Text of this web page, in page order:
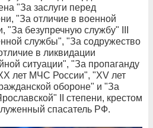
"За заслуги перед
"За отличие в военной
"За безупречную службу" III
службы", "За содружество
в ликвидации
ситуации", "За пропаганду
лет МЧС России", "XV лет
обороне" и "За
II степени, крестом
спасатель РФ.